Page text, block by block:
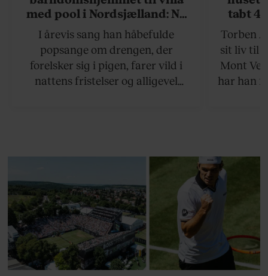
med pool i Nordsjælland: Nu
skal du høre sandheden om
Rasmus Seebach
I årevis sang han håbefulde
popsange om drengen, der
forelsker sig i pigen, farer vild i
nattens fristelser og alligevel
blevet voksen. Her indtager
fortællerens plads i et portræt om
arv, angst, familieliv, frygten for
at miste stemmen og den
livsglæde, han nægter at give slip
på.
tabt
Torben
sit liv til
Mont
har han